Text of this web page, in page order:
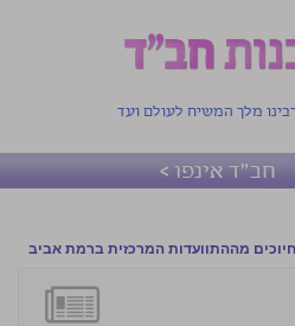
מלך המשיח לעולם ועד
חב"ד אינפו >
מההתוועדות המרכזית ברמת אביב